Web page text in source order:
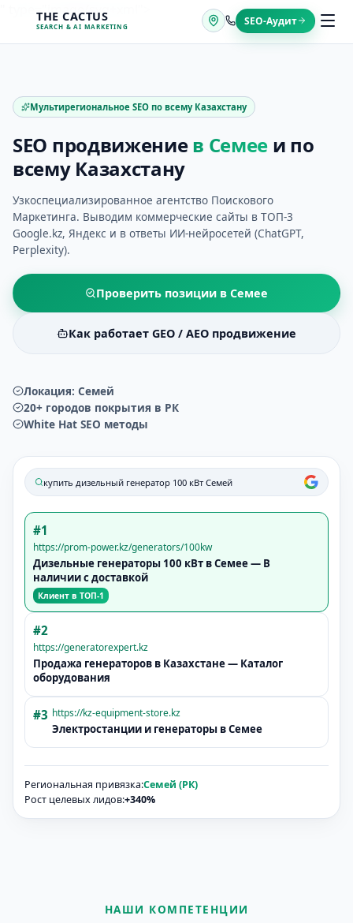
" type="image/svg+xml">
содержимому
THE CACTUS
SEARCH & AI MARKETING SEO-Аудит
Мультирегиональное SEO по всему Казахстану
SEO продвижениев Семее и по
всему Казахстану
Узкоспециализированное агентство Поискового
Маркетинга. Выводим коммерческие сайты в ТОП-3
Google.kz, Яндекс и в ответы ИИ-нейросетей (ChatGPT,
Perplexity).
Проверить позиции вСемее
Как работает GEO / AEO продвижение
Локация: Семей
20+ городов покрытия в РК
White Hat SEO методы
купить дизельный генератор 100 кВтСемей
#1
https://prom-power.kz/generators/100kw
Дизельные генераторы 100 кВт вСемее— В
наличии с доставкой
Клиент в ТОП-1
#2
https://generatorexpert.kz
Продажа генераторов в Казахстане — Каталог
оборудования
#3 https://kz-equipment-store.kz
Электростанции и генераторы вСемее
Региональная привязка:Семей (РК)
Рост целевых лидов:+340%
НАШИ КОМПЕТЕНЦИИ